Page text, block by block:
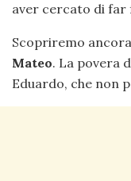
aver cercato di far
Scopriremo
Mateo. La povera
Eduardo, che non